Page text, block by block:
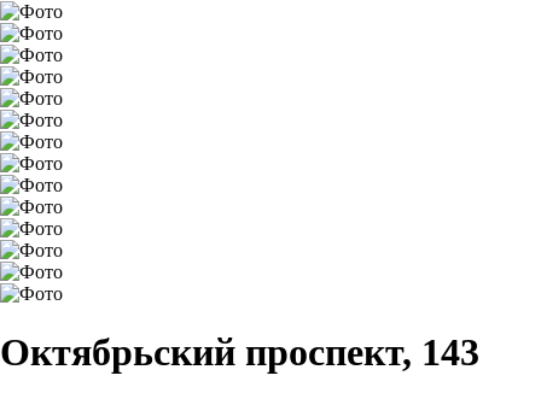
Октябрьский проспект, 143